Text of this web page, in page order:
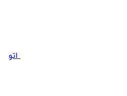
اتو